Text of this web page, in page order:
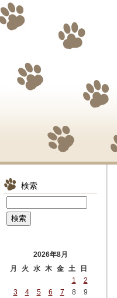
検索
2026年8月
月
火 水 木 金 土
日
1
2
3
4 5 6 7 8
9